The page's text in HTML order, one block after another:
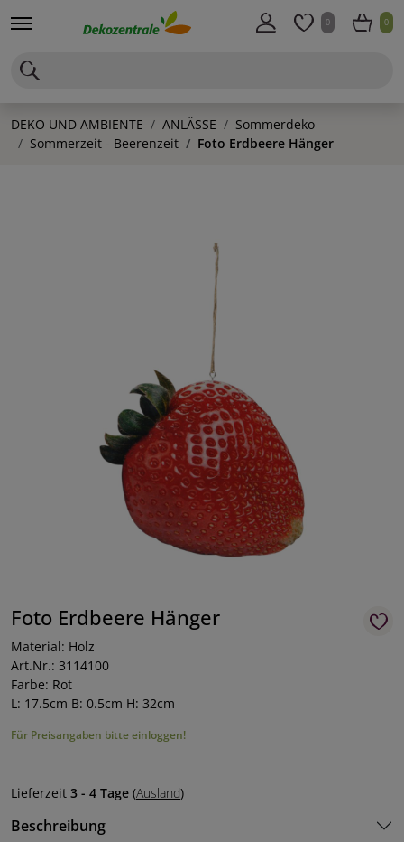
0 0
DEKO UND AMBIENTE ANLÄSSE
Sommerdeko
Sommerzeit - Beerenzeit
Foto Erdbeere Hänger
Foto Erdbeere Hänger
Material: Holz
Art.Nr.: 3114100
Farbe: Rot
L: 17.5cm B: 0.5cm H: 32cm
Für Preisangaben bitte einloggen!
Lieferzeit 3 - 4 Tage (Ausland)
Beschreibung